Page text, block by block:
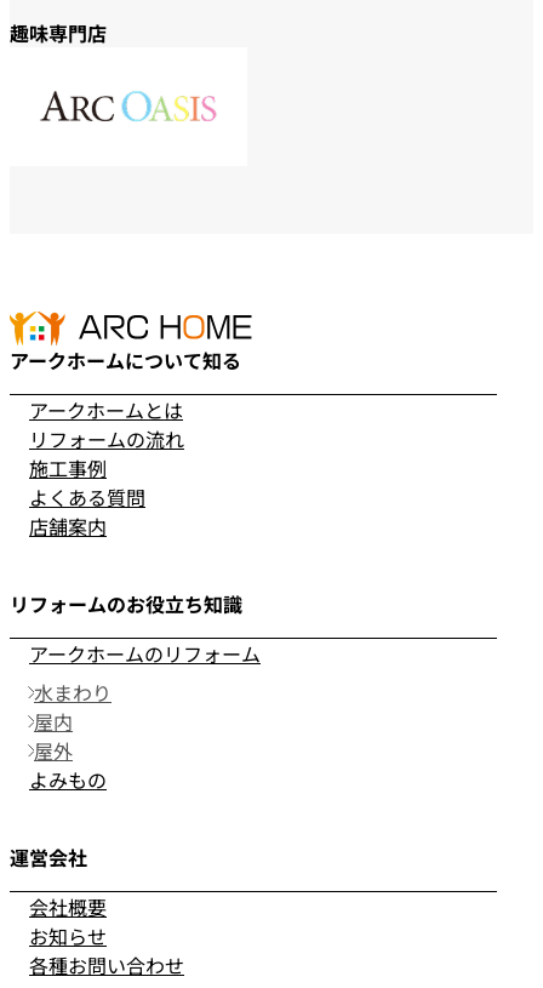
趣味専門店
アークホームについて知る
アークホームとは
リフォームの流れ
施工事例
よくある質問
店舗案内
リフォームのお役立ち知識
アークホームのリフォーム
水まわり
屋内
屋外
よみもの
運営会社
会社概要
お知らせ
各種お問い合わせ